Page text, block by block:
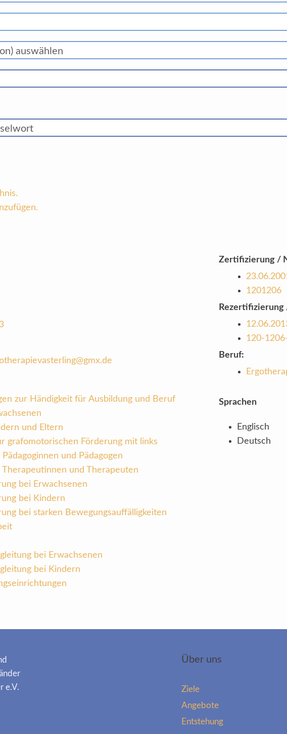
zur Händigkeit für Ausbildung und Beruf
und Eltern
grafomotorischen Förderung mit links
und Pädagogen
Therapeutinnen und Therapeuten
bei Erwachsenen
bei Kindern
bei starken Bewegungsauffälligkeiten
bei Erwachsenen
bei Kindern
Zertifizierung /
1201206
Rezertifizierung
120-
Beruf:
Sprachen
Englisch
Deutsch
e.V.
Über uns
Ziele
Angebote
Entstehung